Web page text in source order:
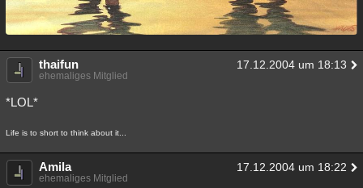
thaifun 17.12.2004 um 18:13
ehemaliges Mitglied
*LOL*
Life is to short to think about it...
Amila 17.12.2004 um 18:22
ehemaliges Mitglied